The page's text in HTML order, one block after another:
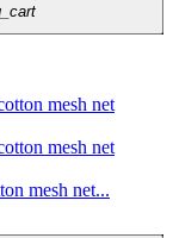
mesh net...